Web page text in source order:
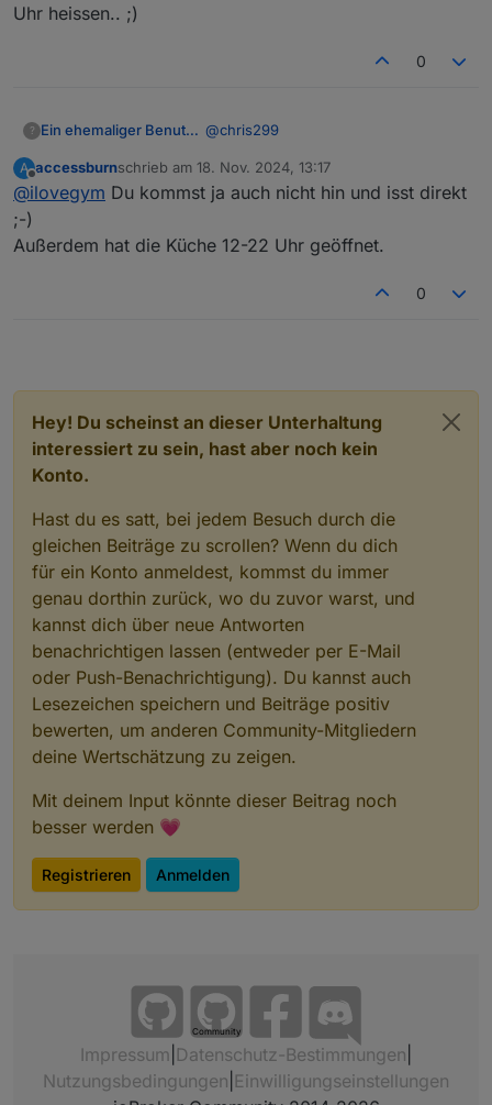
Uhr heissen.. ;)
0
? Ein ehemaliger Benutzer @chris299
Ja, um 16.00 gibts noch kein Essen..
denke, das soll 18 Uhr heissen.. ;)
A
Offline
accessburnschrieb am 18. Nov. 2024, 13:17
zuletzt editiert von
@ilovegym Du kommst ja auch nicht hin und isst direkt
;-)
Außerdem hat die Küche 12-22 Uhr geöffnet.
0
Hey! Du scheinst an dieser Unterhaltung
interessiert zu sein, hast aber noch kein
Konto.
Hast du es satt, bei jedem Besuch durch die
gleichen Beiträge zu scrollen? Wenn du dich
für ein Konto anmeldest, kommst du immer
genau dorthin zurück, wo du zuvor warst, und
kannst dich über neue Antworten
benachrichtigen lassen (entweder per E-Mail
oder Push-Benachrichtigung). Du kannst auch
Lesezeichen speichern und Beiträge positiv
bewerten, um anderen Community-Mitgliedern
deine Wertschätzung zu zeigen.
Mit deinem Input könnte dieser Beitrag noch
besser werden 💗
Registrieren Anmelden
Community
Impressum Datenschutz-Bestimmungen
Nutzungsbedingungen Einwilligungseinstellungen